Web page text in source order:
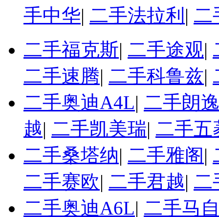
手中华| 二手法拉利 | 二
二手福克斯| 二手途观|
二手速腾| 二手科鲁兹|
二手奥迪A4L| 二手朗
越| 二手凯美瑞| 二手五
二手桑塔纳| 二手雅阁|
二手赛欧| 二手君越| 二
二手奥迪A6L| 二手马